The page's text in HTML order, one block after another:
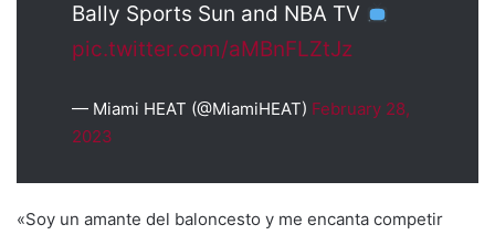
Bally Sports Sun and NBA TV
pic.twitter.com/aMBnFLZtJz
— Miami HEAT (@MiamiHEAT) February 28,
2023
«Soy un amante del baloncesto y me encanta competir